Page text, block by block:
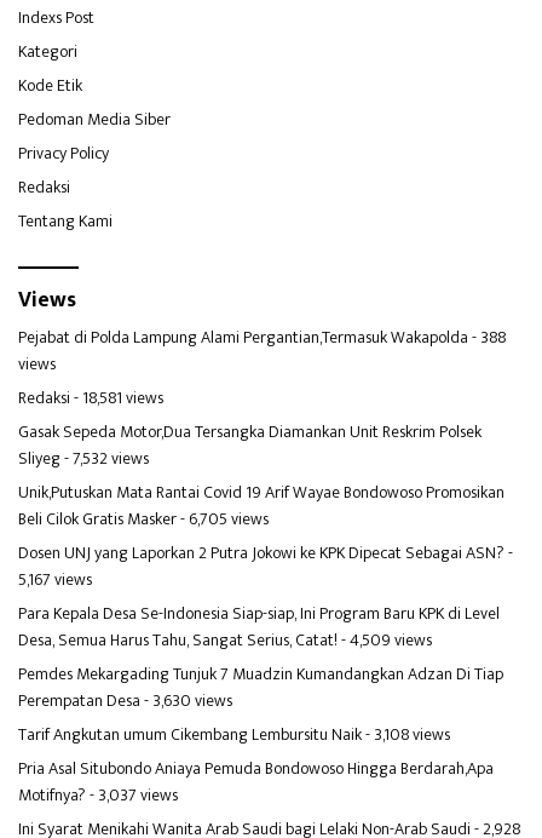
Indexs Post
Kategori
Kode Etik
Pedoman Media Siber
Privacy Policy
Redaksi
Tentang Kami
Views
Pejabat di Polda Lampung Alami Pergantian,Termasuk Wakapolda- 388
views
Redaksi- 18,581 views
Gasak Sepeda Motor,Dua Tersangka Diamankan Unit Reskrim Polsek
Sliyeg- 7,532 views
Unik,Putuskan Mata Rantai Covid 19 Arif Wayae Bondowoso Promosikan
Beli Cilok Gratis Masker- 6,705 views
Dosen UNJ yang Laporkan 2 Putra Jokowi ke KPK Dipecat Sebagai ASN?-
5,167 views
Para Kepala Desa Se-Indonesia Siap-siap, Ini Program Baru KPK di Level
Desa, Semua Harus Tahu, Sangat Serius, Catat!- 4,509 views
Pemdes Mekargading Tunjuk 7 Muadzin Kumandangkan Adzan Di Tiap
Perempatan Desa- 3,630 views
Tarif Angkutan umum Cikembang Lembursitu Naik- 3,108 views
Pria Asal Situbondo Aniaya Pemuda Bondowoso Hingga Berdarah,Apa
Motifnya?- 3,037 views
Ini Syarat Menikahi Wanita Arab Saudi bagi Lelaki Non-Arab Saudi- 2,928